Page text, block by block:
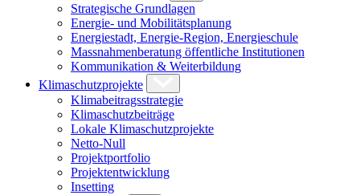
Strategische Grundlagen
Energie- und Mobilitätsplanung
Energiestadt, Energie-Region, Energieschule
Massnahmenberatung öffentliche Institutionen
Kommunikation & Weiterbildung
Klimaschutzprojekte
Klimabeitragsstrategie
Klimaschutzbeiträge
Lokale Klimaschutzprojekte
Netto-Null
Projektportfolio
Projektentwicklung
Insetting